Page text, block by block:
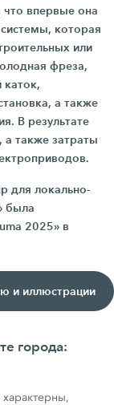
что впервые она
которая
или
фреза,
а также
В результате
также затраты
для локально-
была
2025» в
и иллюстрации
города: